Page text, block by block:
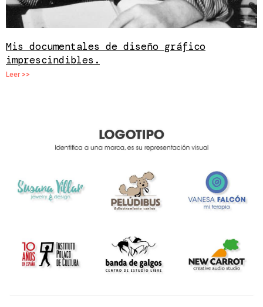
Mis documentales de diseño gráfico
imprescindibles.
Leer >>